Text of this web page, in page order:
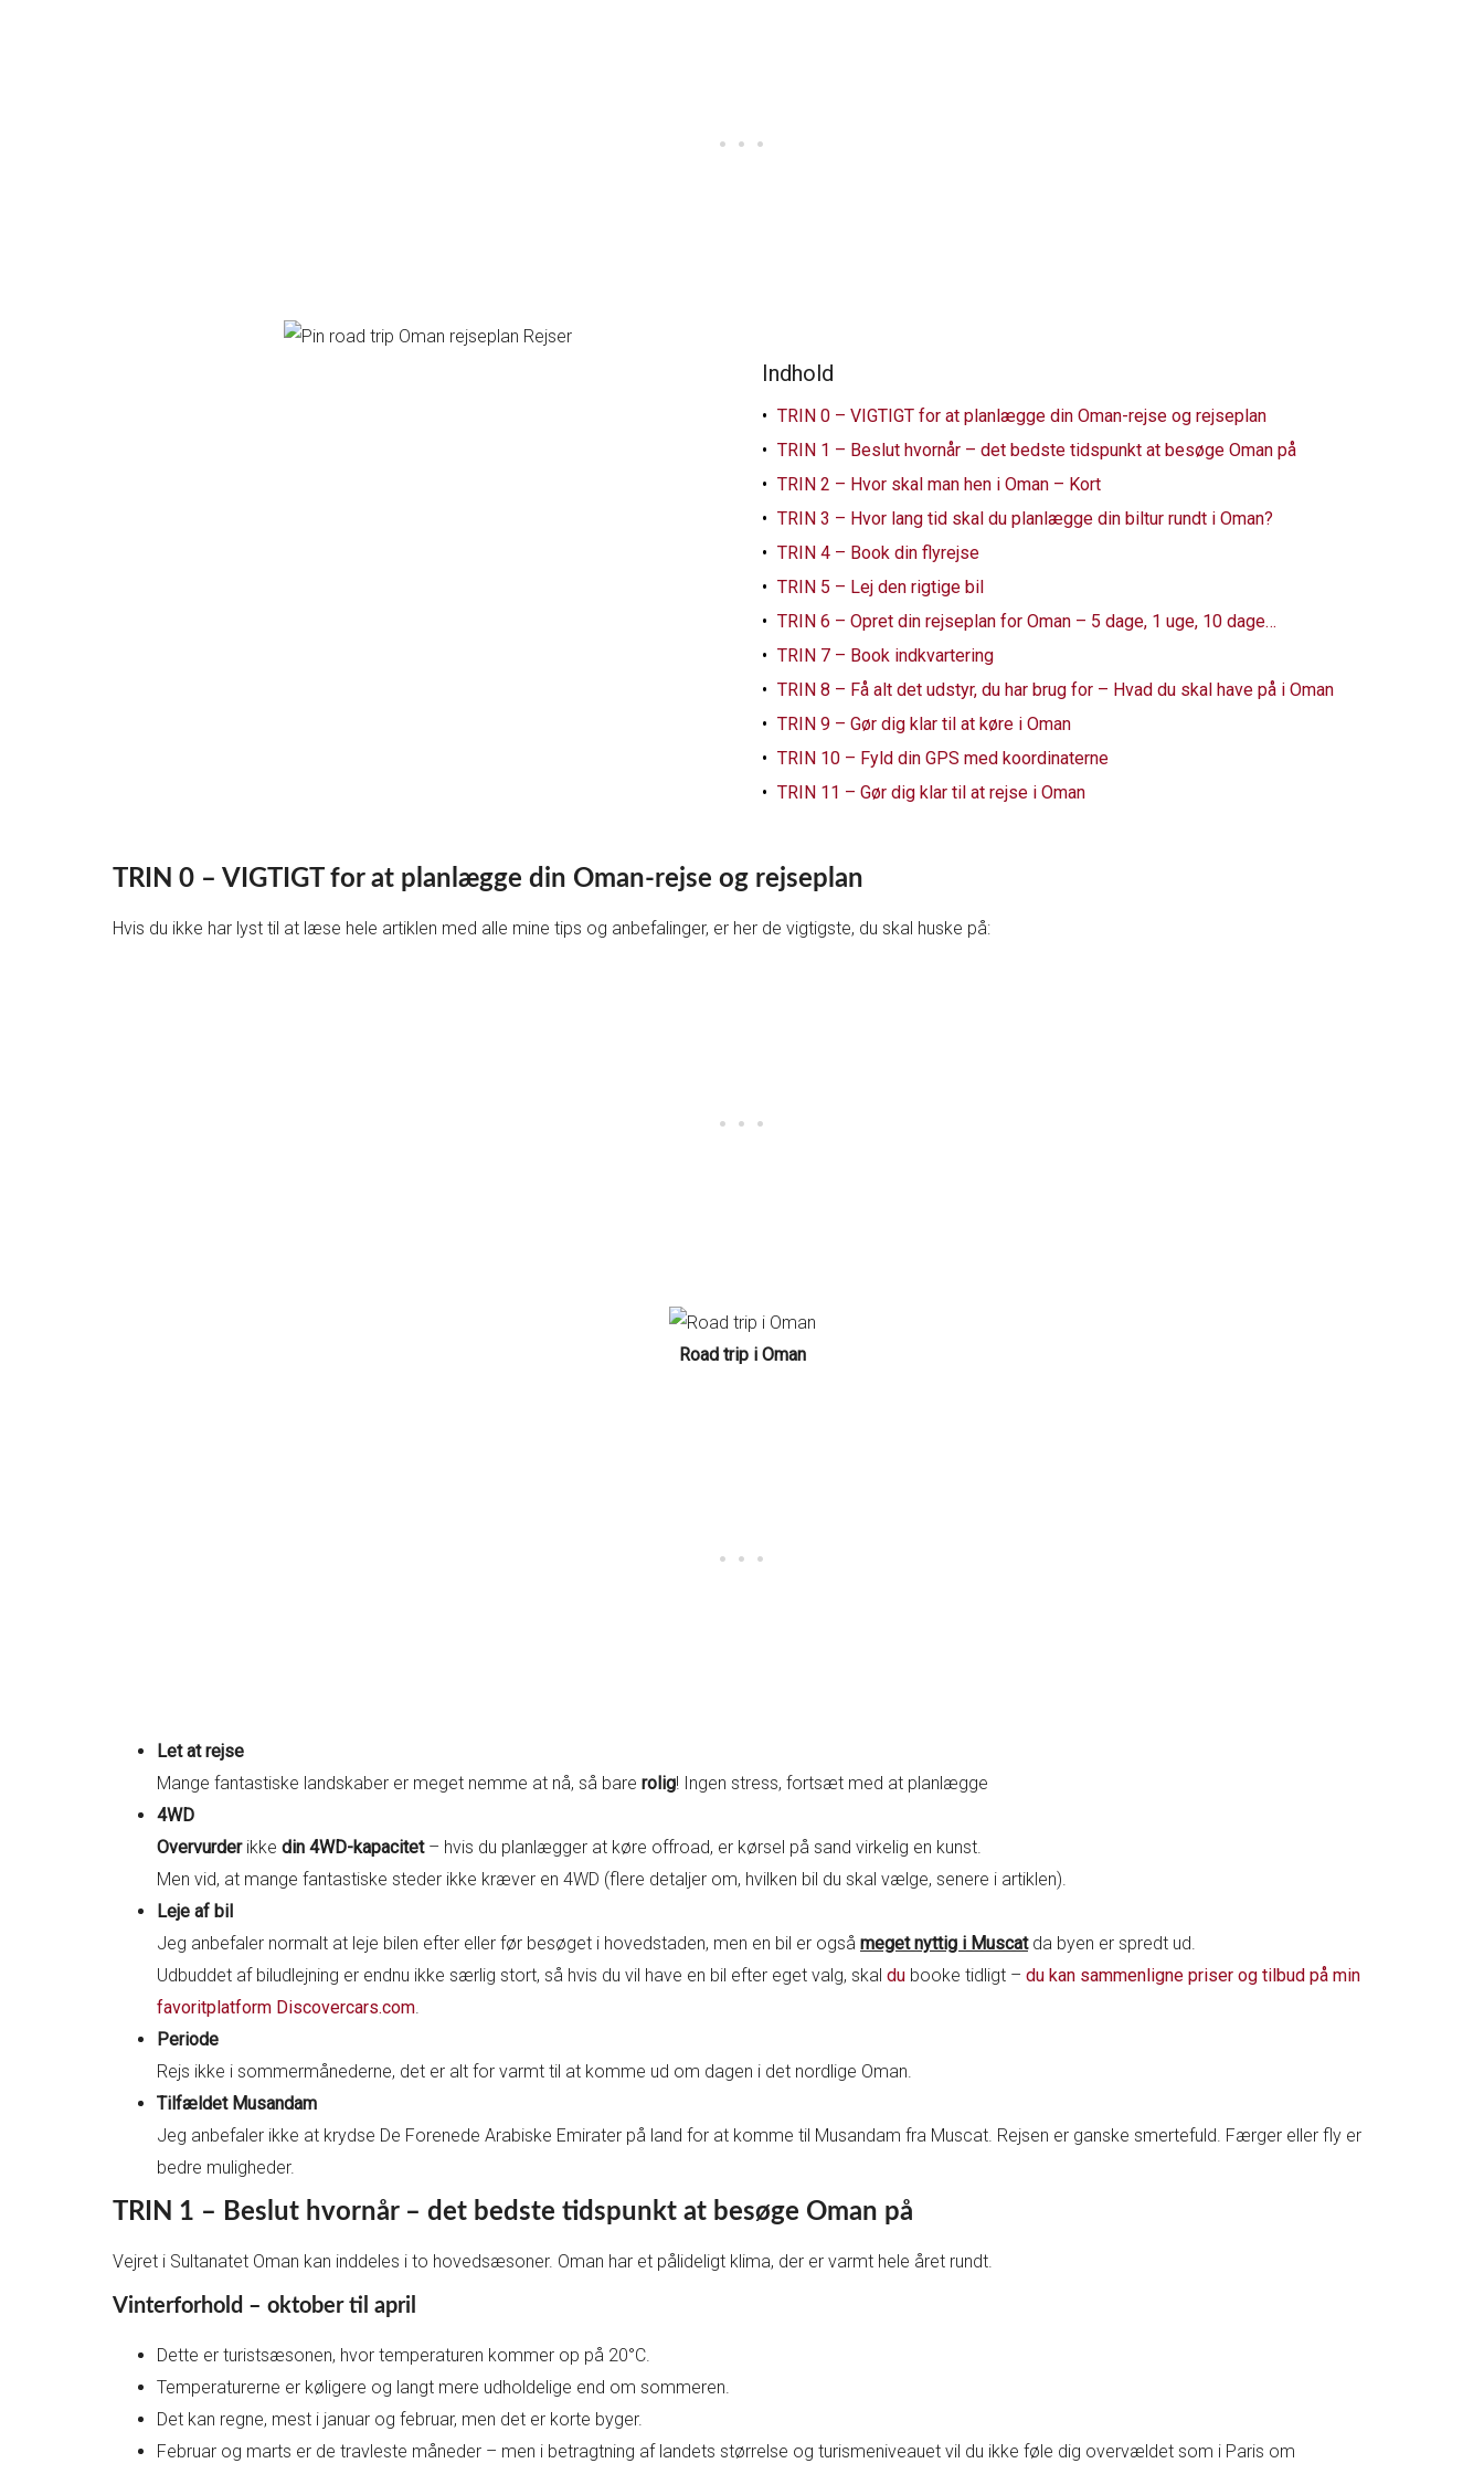
Indhold
TRIN 0 – VIGTIGT for at planlægge din Oman-rejse og rejseplan
TRIN 1 – Beslut hvornår – det bedste tidspunkt at besøge Oman på
TRIN 2 – Hvor skal man hen i Oman – Kort
TRIN 3 – Hvor lang tid skal du planlægge din biltur rundt i Oman?
TRIN 4 – Book din flyrejse
TRIN 5 – Lej den rigtige bil
TRIN 6 – Opret din rejseplan for Oman – 5 dage, 1 uge, 10 dage…
TRIN 7 – Book indkvartering
TRIN 8 – Få alt det udstyr, du har brug for – Hvad du skal have på i Oman
TRIN 9 – Gør dig klar til at køre i Oman
TRIN 10 – Fyld din GPS med koordinaterne
TRIN 11 – Gør dig klar til at rejse i Oman
TRIN 0 – VIGTIGT for at planlægge din Oman-rejse og rejseplan
Hvis du ikke har lyst til at læse hele artiklen med alle mine tips og anbefalinger, er her de vigtigste, du skal huske på:
Road trip i Oman
Let at rejse
Mange fantastiske landskaber er meget nemme at nå, så bare rolig! Ingen stress, fortsæt med at planlægge
4WD
Overvurderikke din 4WD-kapacitet– hvis du planlægger at køre offroad, er kørsel på sand virkelig en kunst.
Men vid, at mange fantastiske steder ikke kræver en 4WD (flere detaljer om, hvilken bil du skal vælge, senere i artiklen).
Leje af bil
Jeg anbefaler normalt at leje bilen efter eller før besøget i hovedstaden, men en bil er også meget nyttig i Muscat da byen er spredt ud.
Udbuddet af biludlejning er endnu ikke særlig stort, så hvis du vil have en bil efter eget valg, skal du booke tidligt – du kan sammenligne priser og tilbud på min
favoritplatform Discovercars.com
Periode
Rejs ikke i sommermånederne, det er alt for varmt til at komme ud om dagen i det nordlige Oman.
Tilfældet Musandam
Jeg anbefaler ikke at krydse De Forenede Arabiske Emirater på land for at komme til Musandam fra Muscat. Rejsen er ganske smertefuld. Færger eller fly er
bedre muligheder.
TRIN 1 – Beslut hvornår – det bedste tidspunkt at besøge Oman på
Vejret i Sultanatet Oman kan inddeles i to hovedsæsoner. Oman har et pålideligt klima, der er varmt hele året rundt.
Vinterforhold – oktober til april
Dette er turistsæsonen, hvor temperaturen kommer op på 20°C.
Temperaturerne er køligere og langt mere udholdelige end om sommeren.
Det kan regne, mest i januar og februar, men det er korte byger.
Februar og marts er de travleste måneder – men i betragtning af landets størrelse og turismeniveauet vil du ikke føle dig overvældet som i Paris om